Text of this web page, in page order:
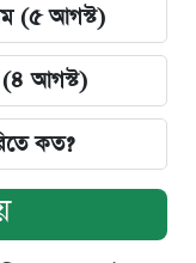
(৫ আগস্ট)
(৪ আগস্ট)
কত?